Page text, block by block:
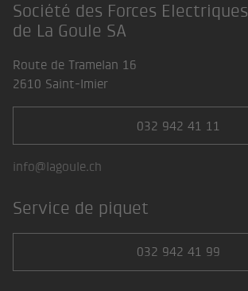
Footer
Société des Forces Electriques
de La Goule SA
Route de Tramelan 16
2610 Saint-Imier
032 942 41 11
info@lagoule.ch
Service de piquet
032 942 41 99